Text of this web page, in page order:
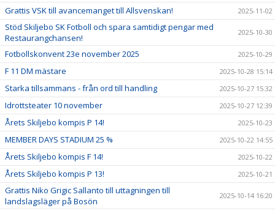
Grattis VSK till avancemanget till Allsvenskan! 2025-11-02
Stöd Skiljebo SK Fotboll och spara samtidigt pengar med
Restaurangchansen!
2025-10-30
Fotbollskonvent 23e november 2025 2025-10-29
F 11 DM mästare 2025-10-28 15:14
Starka tillsammans - från ord till handling 2025-10-27 15:32
Idrottsteater 10 november 2025-10-27 12:39
Årets Skiljebo kompis P 14! 2025-10-23
MEMBER DAYS STADIUM 25 % 2025-10-22 14:55
Årets Skiljebo kompis F 14! 2025-10-22
Årets Skiljebo kompis P 13! 2025-10-21
Grattis Niko Grigic Sallanto till uttagningen till
landslagsläger på Bosön
2025-10-14 16:20